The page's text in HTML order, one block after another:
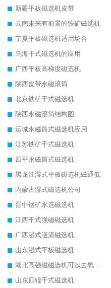
新疆平板磁选机皮带
云南未来有前景的铁矿磁选机
宁夏平板磁选机适用场合
乌海干式磁选机的应用
广西平板高梯度磁选机
陕西皮带永磁滚筒
北京铁矿干式磁选机
陕西永磁滚筒结构图
运城永磁筒式磁选机应用
江苏铁矿干式磁选机
四平永磁筒式磁选机
黑龙江湿式平板磁选机磁通低
内蒙古湿式磁选机公司
晋中锰矿水选磁选机
江西干式强磁磁选机
广西湿式逆流磁选机
山东湿式平板磁选机
湖北高强磁磁选机可以去氧化铝
山东四辊干式磁选机